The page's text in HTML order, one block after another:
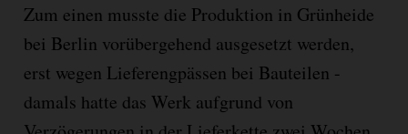
Zum einen musste die Produktion in Grünheide
bei Berlin vorübergehend ausgesetzt werden,
erst wegen Lieferengpässen bei Bauteilen -
damals hatte das Werk aufgrund von